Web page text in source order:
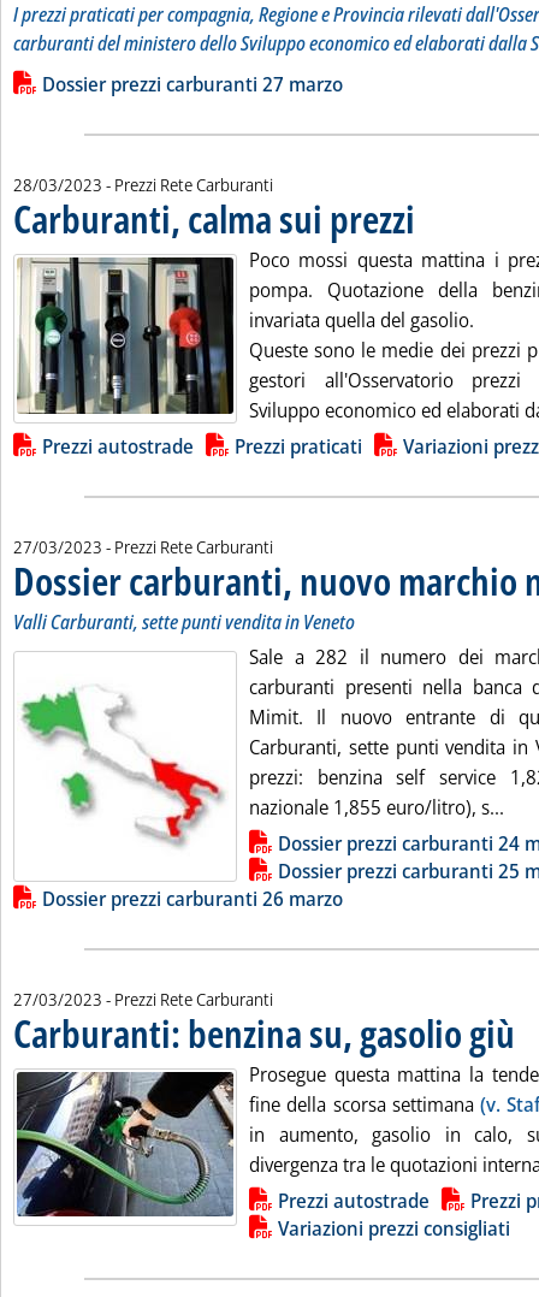
I prezzi praticati per compagnia, Regione e Provincia rilevati
carburanti del ministero dello Sviluppo economico ed elaborati dalla
Leggi tutta la notizia: 'Dossier prezzi carburanti'
Lista allegati PDF alla notizia
Dossier prezzi carburanti 27 marzo
28/03/2023 - Prezzi Rete Carburanti
Carburanti, calma sui prezzi
Poco mossi questa mattina i
pompa. Quotazione della
invariata quella del gasolio.
Queste sono le medie dei prezzi
gestori all'Osservatorio
Sviluppo economico ed elaborati
Lista allegati PDF alla notizia
Prezzi autostrade Prezzi praticati Variazioni
27/03/2023 - Prezzi Rete Carburanti
Dossier carburanti, nuovo marchio
Valli Carburanti, sette punti vendita in Veneto
Sale a 282 il numero dei
carburanti presenti nella banca
Mimit. Il nuovo entrante di
Carburanti, sette punti vendita in
prezzi: benzina self service
nazionale 1,855 euro/litro), s...
Lista allegati PDF alla notiziaDossier prezzi carburanti 24
Dossier prezzi carburanti 25
Dossier prezzi carburanti 26 marzo
27/03/2023 - Prezzi Rete Carburanti
Carburanti: benzina su, gasolio giù
Prosegue questa mattina la
fine della scorsa settimana(v.
in aumento, gasolio in calo,
divergenza tra le quotazioni
Lista allegati PDF alla notiziaPrezzi autostrade
Prezzi
Variazioni prezzi consigliati